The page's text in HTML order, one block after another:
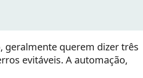
geralmente querem dizer três
evitáveis. A automação,